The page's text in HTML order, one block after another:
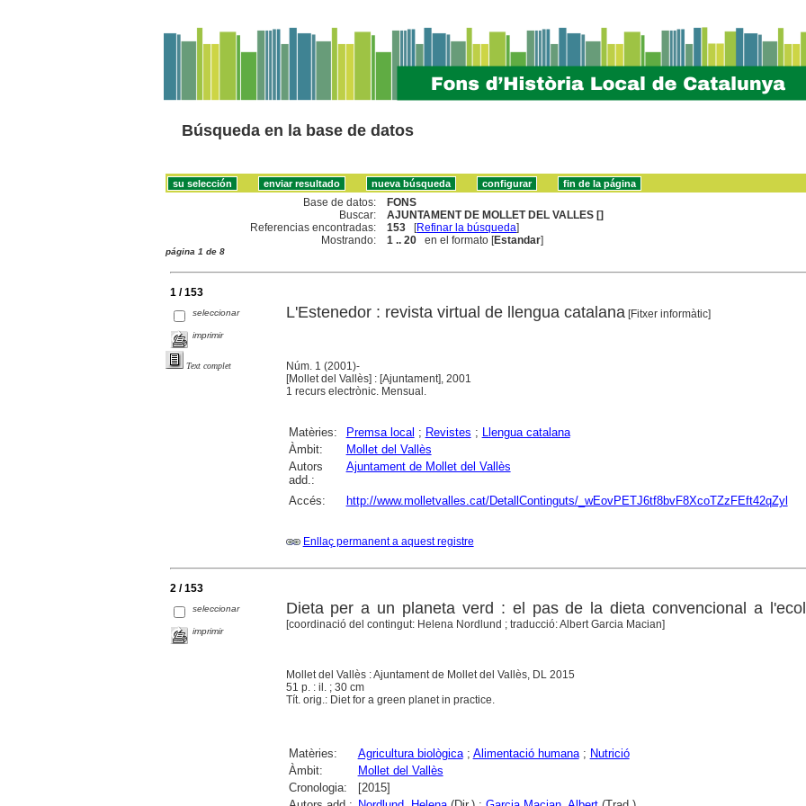
Búsqueda en la base de datos
Base de datos:
FONS
Buscar:
AJUNTAMENT DE MOLLET DEL VALLES []
Referencias encontradas:
153 [Refinar la búsqueda]
Mostrando:
1 .. 20 en el formato [Estandar]
página 1 de 8
1 / 153
seleccionar
imprimir
Text complet
L'Estenedor : revista virtual de llengua catalana[Fitxer informàtic]
Núm. 1 (2001)-
[Mollet del Vallès] : [Ajuntament], 2001
1 recurs electrònic. Mensual.
Matèries: Premsa local ; Revistes ;
Llengua catalana
Àmbit:
Mollet del Vallès
Autors
add.:
Ajuntament de Mollet del Vallès
Accés: http://www.molletvalles.cat/DetallContinguts/_wEovPETJ6tf8bvF8XcoTZzFEft42qZyl
Enllaç permanent a aquest registre
2 / 153
seleccionar
imprimir
Dieta per a un planeta verd : el pas de la dieta convencional a
[coordinació del contingut: Helena Nordlund ; traducció: Albert Garcia Macian]
Mollet del Vallès : Ajuntament de Mollet del Vallès, DL 2015
51 p. : il. ; 30 cm
Tít. orig.: Diet for a green planet in practice.
Matèries: Agricultura biològica; Alimentació humana; Nutrició
Àmbit:
Mollet del Vallès
Cronologia:
[2015]